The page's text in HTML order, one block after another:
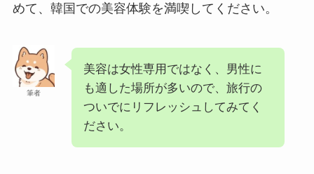
めて、韓国での美容体験を満喫してください。
筆者
美容は女性専用ではなく、男性に
も適した場所が多いので、旅行の
ついでにリフレッシュしてみてく
ださい。